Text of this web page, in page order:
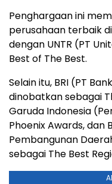
Penghargaan ini
perusahaan terbaik
dengan UNTR (PT
Best of The Best.
Selain itu, BRI (PT
dinobatkan sebagai
Garuda Indonesia
Phoenix Awards, dan
Pembangunan
sebagai The Best